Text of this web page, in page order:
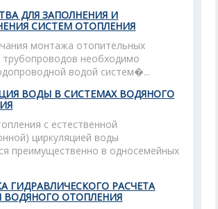
ДЛЯ ЗАПОЛНЕНИЯ И
СИСТЕМ ОТОПЛЕНИЯ
монтажа отопительных
трубопроводов необходимо
водой систем�...
ВОДЫ В СИСТЕМАХ ВОДЯНОГО
с естественной
циркуляцией воды
преимущественно в односемейных
ГИДРАВЛИЧЕСКОГО РАСЧЕТА
ВОДЯНОГО ОТОПЛЕНИЯ